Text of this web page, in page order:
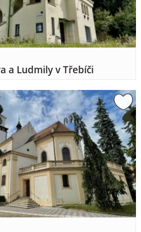
a Ludmily v Třebíči